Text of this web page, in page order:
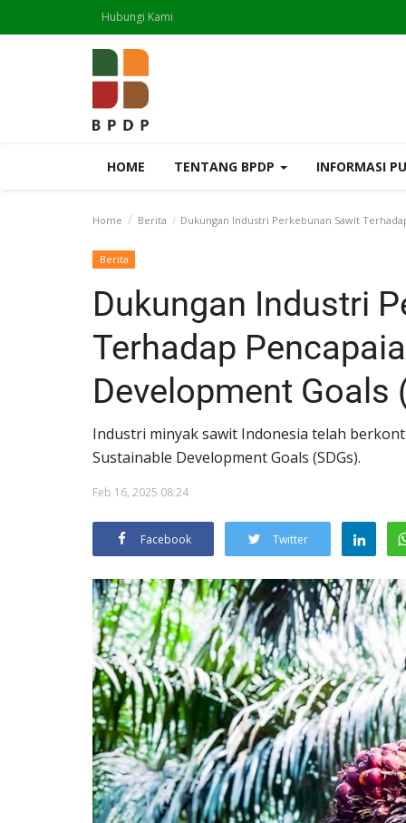
Hubungi Kami
HOME TENTANG BPDP INFORMASI
Home Berita Dukungan Industri Perkebunan Sawit
Berita
Dukungan Industri
Terhadap
Development Goals
Industri minyak sawit Indonesia telah
Sustainable Development Goals (SDGs).
Feb 16, 2025 08:24
Facebook Twitter